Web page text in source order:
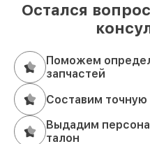
Остался
Поможем
запчастей
Составим точную
Выдадим
талон